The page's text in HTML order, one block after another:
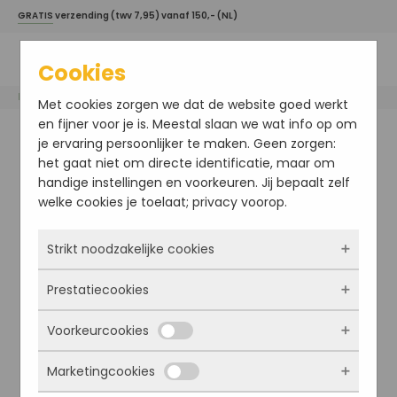
GRATIS verzending (twv 7,95) vanaf 150,- (NL)
Home / Esse / Light Moisturiser
Cookies
Met cookies zorgen we dat de website goed werkt
en fijner voor je is. Meestal slaan we wat info op om
je ervaring persoonlijker te maken. Geen zorgen:
het gaat niet om directe identificatie, maar om
handige instellingen en voorkeuren. Jij bepaalt zelf
welke cookies je toelaat; privacy voorop.
Strikt noodzakelijke cookies
Deze cookies zorgen ervoor dat de website
überhaupt werkt. Ze zijn dus altijd actief en
kunnen niet worden uitgezet. Meestal worden
ze alleen geplaatst als jij iets doet, zoals
inloggen, een formulier invullen of je
Prestatiecookies
Met deze cookies zien we hoe vaak onze site
bezocht wordt, waar bezoekers vandaan
komen en welke pagina’s populair zijn. Zo
Voorkeurcookies
Deze cookies onthouden jouw voorkeuren.
Marketingcookies